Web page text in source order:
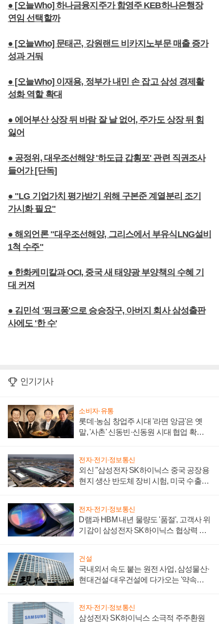
● [오늘Who] 하나금융지주가 함영주 KEB하나은행장
연임 선택할까
● [오늘Who] 문태곤, 강원랜드 비카지노부문 매출 증가
성과 거둬
● [오늘Who] 이재용, 정부가 내민 손 잡고 삼성 경제활
성화 역할 확대
● 에어부산 상장 뒤 바람 잘 날 없어, 주가도 상장 뒤 힘
잃어
● 공정위, 대우조선해양 '하도급 갑횡포' 관련 직권조사
들어가 [단독]
● "LG 기업가치 평가받기 위해 구본준 계열분리 조기
가시화 필요"
● 해외언론 "대우조선해양, 그리스에서 부유식LNG설비
1척 수주"
● 한화케미칼과 OCI, 중국 새 태양광 부양책의 수혜 기
대 커져
● 김민석 '핑크퐁'으로 승승장구, 아버지 회사 삼성출판
사에도 '한 수'
인기기사
소비자·유통
롯데·농심 창업주 시대 '라면 앙금'은 옛
말, '사촌' 신동빈·신동원 시대 협업 확대
전자·전기·정보통신
외신 "삼성전자 SK하이닉스 중국 공장용
현지 생산 반도체 장비 시험, 미국 수출통
전자·전기·정보통신
D램과 HBM 내년 물량도 '품절', 고객사 위
기감이 삼성전자 SK하이닉스 협상력 더
건설
국내외서 속도 붙는 원전 사업, 삼성물산·
현대건설·대우건설에 다가오는 '약속의
전자·전기·정보통신
삼성전자 SK하이닉스 소극적 주주환원